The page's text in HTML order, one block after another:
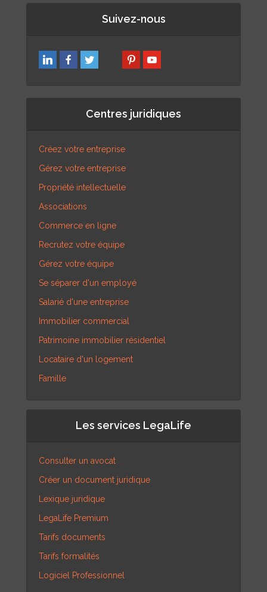
Suivez-nous
Centres juridiques
Créez votre entreprise
Gérez votre entreprise
Propriété intellectuelle
Associations
Commerce en ligne
Recrutez votre équipe
Gérez votre équipe
Se séparer d'un employé
Salarié d'une entreprise
Immobilier commercial
Patrimoine immobilier résidentiel
Locataire d'un logement
Famille
Les services LegaLife
Consulter un avocat
Créer un document juridique
Lexique juridique
LegaLife Premium
Tarifs documents
Tarifs formalités
Logiciel Professionnel